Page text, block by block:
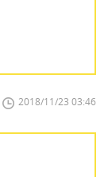
2018/11/23 03:46